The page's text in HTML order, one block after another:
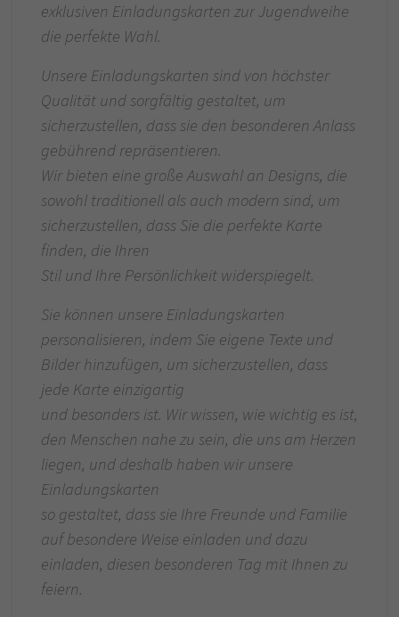
exklusiven Einladungskarten zur Jugendweihe
die perfekte Wahl.
Unsere Einladungskarten sind von höchster
Qualität und sorgfältig gestaltet, um
sicherzustellen, dass sie den besonderen Anlass
gebührend repräsentieren.
Wir bieten eine große Auswahl an Designs, die
sowohl traditionell als auch modern sind, um
sicherzustellen, dass Sie die perfekte Karte
finden, die Ihren
Stil und Ihre Persönlichkeit widerspiegelt.
Sie können unsere Einladungskarten
personalisieren, indem Sie eigene Texte und
Bilder hinzufügen, um sicherzustellen, dass
jede Karte einzigartig
und besonders ist. Wir wissen, wie wichtig es ist,
den Menschen nahe zu sein, die uns am Herzen
liegen, und deshalb haben wir unsere
Einladungskarten
so gestaltet, dass sie Ihre Freunde und Familie
auf besondere Weise einladen und dazu
einladen, diesen besonderen Tag mit Ihnen zu
feiern.